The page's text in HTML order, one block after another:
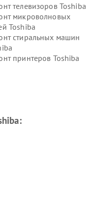
телевизоров Toshiba
микроволновых
Toshiba
стиральных машин
принтеров Toshiba